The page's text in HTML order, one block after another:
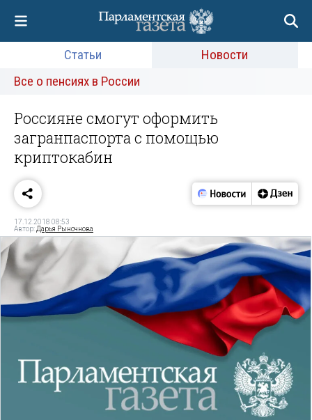
Статьи
Новости
Все о пенсиях в России
Россияне смогут оформить
загранпаспорта с помощью
криптокабин
17.12.2018 08:53
Автор: Дарья Рыночнова